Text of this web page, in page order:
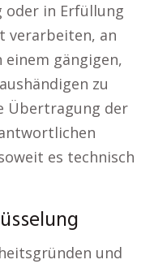
oder in Erfüllung
verarbeiten, an
gängigen,
zu
Übertragung der
es technisch
und